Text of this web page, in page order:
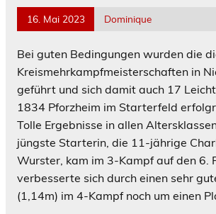
16. Mai 2023 Dominique
Bei guten Bedingungen wurden die
Kreismehrkampfmeisterschaften in
geführt und sich damit auch 17
1834 Pforzheim im Starterfeld
Tolle Ergebnisse in allen
jüngste Starterin, die 11-jährige
Wurster, kam im 3-Kampf auf den 6.
verbesserte sich durch einen sehr
(1,14m) im 4-Kampf noch um einen